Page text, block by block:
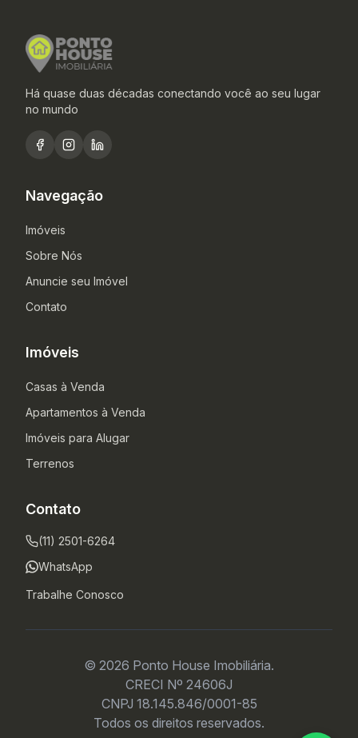
Há quase duas décadas conectando você ao seu lugar
no mundo
Navegação
Imóveis
Sobre Nós
Anuncie seu Imóvel
Contato
Imóveis
Casas à Venda
Apartamentos à Venda
Imóveis para Alugar
Terrenos
Contato
(11) 2501-6264
WhatsApp
Trabalhe Conosco
© 2026 Ponto House Imobiliária.
CRECI Nº 24606J
CNPJ 18.145.846/0001-85
Todos os direitos reservados.